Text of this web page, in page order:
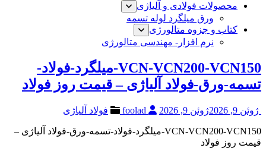
محصولات فولادی و آلیاژی
ورق میلگرد لوله تسمه
کتاب و جزوه متالورژی
نرم افزار- مهندسی متالورژی
VCN-VCN200-VCN150-میلگرد-فولاد-
تسمه-ورق-فولاد آلیاژی – قیمت روز فولاد
ژوئن 9, 2026 ژوئن 9, 2026 فولاد آلیاژی
VCN-VCN200-VCN150-میلگرد-فولاد-تسمه-ورق-فولاد آلیاژی –
قیمت روز فولاد